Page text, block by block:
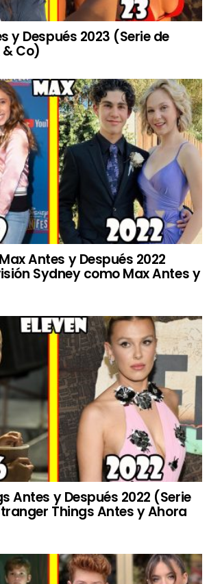
y Después 2023 (Serie de
& Co)
Antes y Después 2022
Sydney como Max Antes y
Antes y Después 2022 (Serie
Things Antes y Ahora